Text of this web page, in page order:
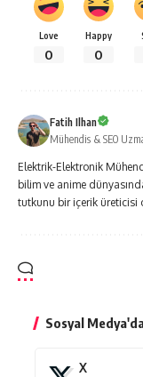
Love
0
Happy
0
Fatih Ilhan
Mühendis & SEO
Elektrik-Elektronik
bilim ve anime
tutkunu bir içerik üreticisi
Sosyal
X